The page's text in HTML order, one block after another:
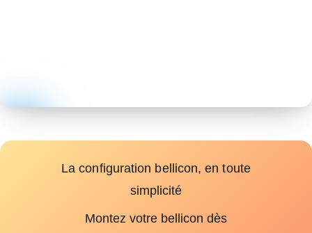
La configuration bellicon, en toute
simplicité
Montez votre bellicon dès